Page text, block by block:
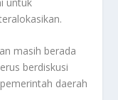
masih berada
berdiskusi
daerah